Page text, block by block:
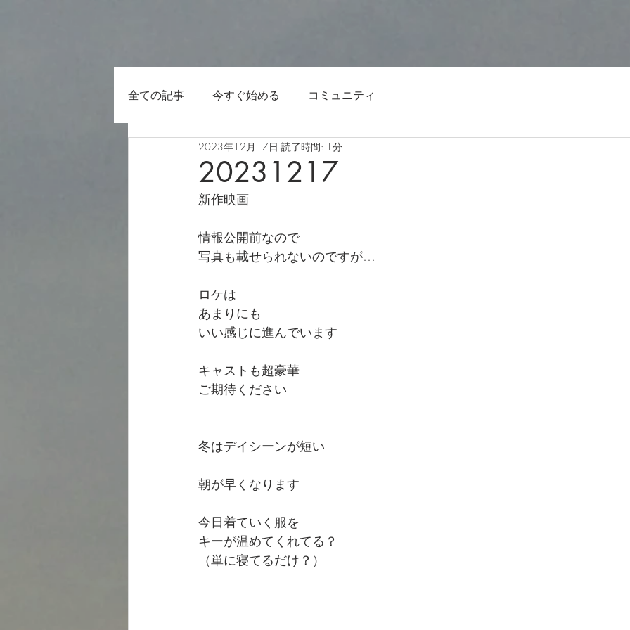
全ての記事 今すぐ始める コミュニティ
20231217
2023年12月17日 読了時間: 1分
新作映画
情報公開前なので
写真も載せられないのですが…
ロケは
あまりにも
いい感じに進んでいます
キャストも超豪華
ご期待ください
冬はデイシーンが短い
朝が早くなります
今日着ていく服を
キーが温めてくれてる？
（単に寝てるだけ？）